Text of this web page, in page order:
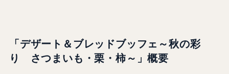
「デザート＆ブレッドブッフェ～秋の彩
り さつまいも・栗・柿～」概要